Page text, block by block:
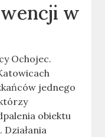
w
Ochojec.
jednego
obiektu